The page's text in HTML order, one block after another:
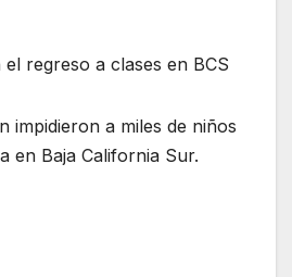
regreso a clases en BCS
impidieron a miles de niños
en Baja California Sur.